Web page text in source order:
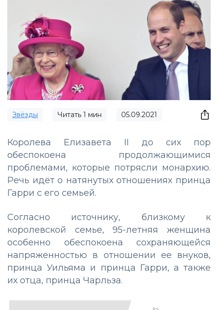
Звёзды Читать 1 мин 05.09.2021
Королева Елизавета II до сих пор
обеспокоена продолжающимися
проблемами, которые потрясли монархию.
Речь идёт о натянутых отношениях принца
Гарри с его семьей.
Согласно источнику, близкому к
королевской семье, 95-летняя женщина
особенно обеспокоена сохраняющейся
напряженностью в отношении ее внуков,
принца Уильяма и принца Гарри, а также
их отца, принца Чарльза.